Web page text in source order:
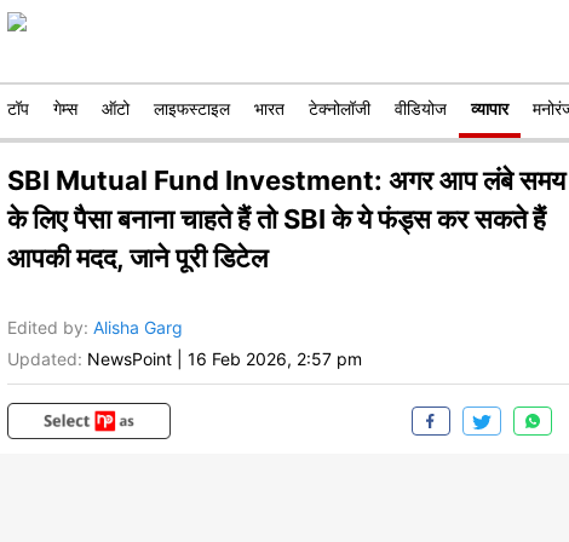
टॉप गेम्स ऑटो लाइफस्टाइल भारत टेक्नोलॉजी वीडियोज व्यापार
SBI Mutual Fund Investment: अगर आप लंबे समय
के लिए पैसा बनाना चाहते हैं तो SBI के ये फंड्स कर सकते हैं
आपकी मदद, जाने पूरी डिटेल
Edited by: Alisha Garg
Updated: NewsPoint 16 Feb 2026, 2:57 pm